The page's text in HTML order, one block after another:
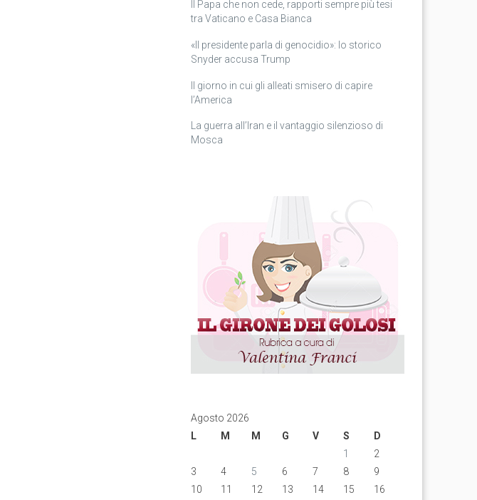
Il Papa che non cede, rapporti sempre più tesi
tra Vaticano e Casa Bianca
«Il presidente parla di genocidio»: lo storico
Snyder accusa Trump
Il giorno in cui gli alleati smisero di capire
l’America
La guerra all’Iran e il vantaggio silenzioso di
Mosca
Agosto 2026
L
M M G V S
D
1
2
3
4 5 6 7 8
9
10
11 12 13 14 15
16